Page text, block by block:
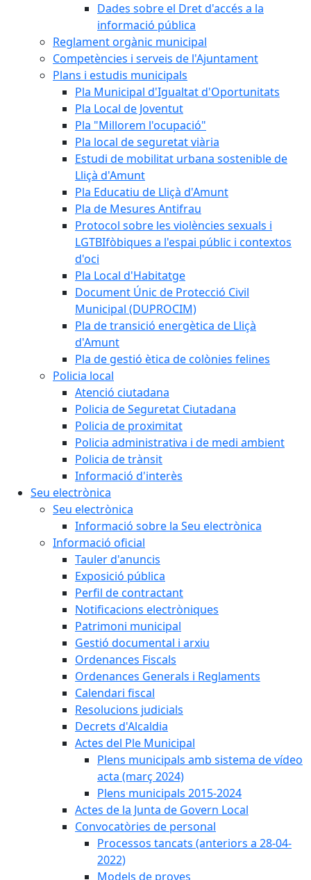
Dades sobre el Dret d'accés a la
informació pública
Reglament orgànic municipal
Competències i serveis de l'Ajuntament
Plans i estudis municipals
Pla Municipal d'Igualtat d'Oportunitats
Pla Local de Joventut
Pla "Millorem l'ocupació"
Pla local de seguretat viària
Estudi de mobilitat urbana sostenible de
Lliçà d'Amunt
Pla Educatiu de Lliçà d'Amunt
Pla de Mesures Antifrau
Protocol sobre les violències sexuals i
LGTBIfòbiques a l'espai públic i contextos
d'oci
Pla Local d'Habitatge
Document Únic de Protecció Civil
Municipal (DUPROCIM)
Pla de transició energètica de Lliçà
d'Amunt
Pla de gestió ètica de colònies felines
Policia local
Atenció ciutadana
Policia de Seguretat Ciutadana
Policia de proximitat
Policia administrativa i de medi ambient
Policia de trànsit
Informació d'interès
Seu electrònica
Seu electrònica
Informació sobre la Seu electrònica
Informació oficial
Tauler d'anuncis
Exposició pública
Perfil de contractant
Notificacions electròniques
Patrimoni municipal
Gestió documental i arxiu
Ordenances Fiscals
Ordenances Generals i Reglaments
Calendari fiscal
Resolucions judicials
Decrets d'Alcaldia
Actes del Ple Municipal
Plens municipals amb sistema de vídeo
acta (març 2024)
Plens municipals 2015-2024
Actes de la Junta de Govern Local
Convocatòries de personal
Processos tancats (anteriors a 28-04-
2022)
Models de proves